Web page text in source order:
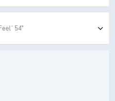
облачность
72°
54°